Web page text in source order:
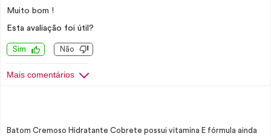
Muito bom !
Esta avaliação foi útil?
Sim Não
Mais comentários
Batom Cremoso Hidratante Cobrete possui vitamina E fórmula ainda